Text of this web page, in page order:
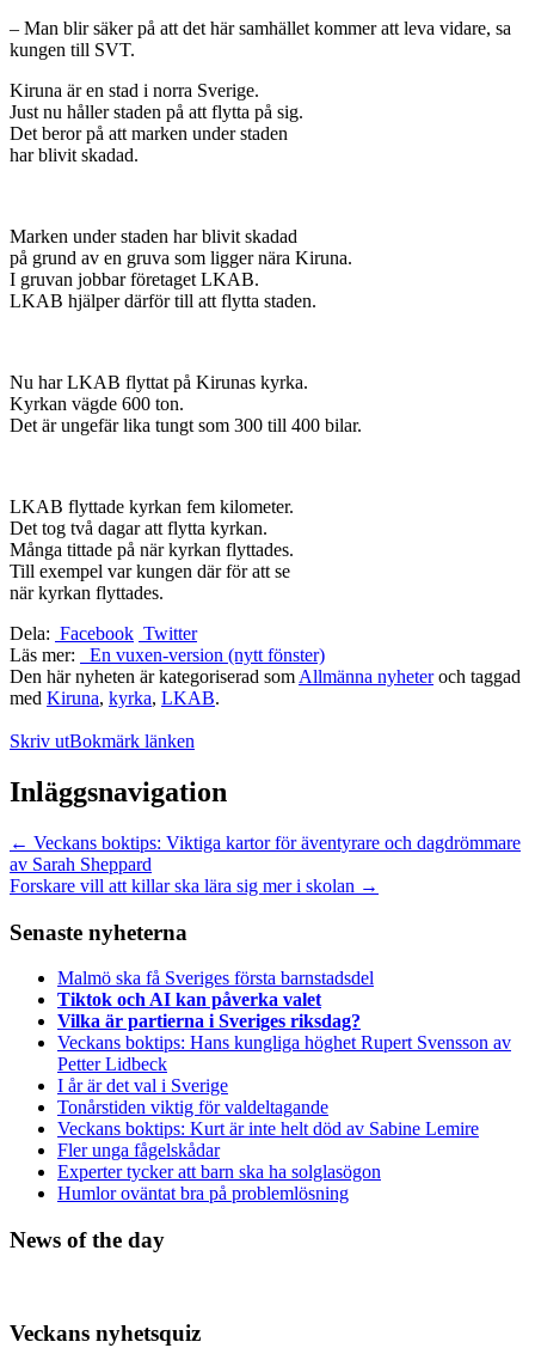
– Man blir säker på att det här samhället kommer att leva vidare, sa
kungen till SVT.
Kiruna är en stad i norra Sverige.
Just nu håller staden på att flytta på sig.
Det beror på att marken under staden
har blivit skadad.
Marken under staden har blivit skadad
på grund av en gruva som ligger nära Kiruna.
I gruvan jobbar företaget LKAB.
LKAB hjälper därför till att flytta staden.
Nu har LKAB flyttat på Kirunas kyrka.
Kyrkan vägde 600 ton.
Det är ungefär lika tungt som 300 till 400 bilar.
LKAB flyttade kyrkan fem kilometer.
Det tog två dagar att flytta kyrkan.
Många tittade på när kyrkan flyttades.
Till exempel var kungen där för att se
när kyrkan flyttades.
Dela: Facebook Twitter
Läs mer:
En vuxen-version (nytt fönster)
Den här nyheten är kategoriserad som Allmänna nyheteroch taggad
med Kiruna, kyrka, LKAB.
Skriv utBokmärk länken
Inläggsnavigation
← Veckans boktips: Viktiga kartor för äventyrare och dagdrömmare
av Sarah Sheppard
Forskare vill att killar ska lära sig mer i skolan →
Senaste nyheterna
Malmö ska få Sveriges första barnstadsdel
Tiktok och AI kan påverka valet
Vilka är partierna i Sveriges riksdag?
Veckans boktips: Hans kungliga höghet Rupert Svensson av
Petter Lidbeck
I år är det val i Sverige
Tonårstiden viktig för valdeltagande
Veckans boktips: Kurt är inte helt död av Sabine Lemire
Fler unga fågelskådar
Experter tycker att barn ska ha solglasögon
Humlor oväntat bra på problemlösning
News of the day
Veckans nyhetsquiz